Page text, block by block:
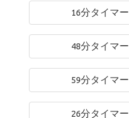
16分タイマー
48分タイマー
59分タイマー
26分タイマー